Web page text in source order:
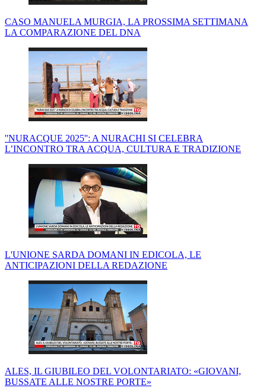
CASO MANUELA MURGIA, LA PROSSIMA SETTIMANA
LA COMPARAZIONE DEL DNA
''NURACQUE 2025'': A NURACHI SI CELEBRA
L’INCONTRO TRA ACQUA, CULTURA E TRADIZIONE
L'UNIONE SARDA DOMANI IN EDICOLA, LE
ANTICIPAZIONI DELLA REDAZIONE
ALES, IL GIUBILEO DEL VOLONTARIATO: «GIOVANI,
BUSSATE ALLE NOSTRE PORTE»